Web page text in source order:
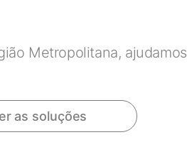
Metropolitana, ajudamos
as soluções